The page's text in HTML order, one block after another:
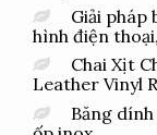
Giải pháp
hình điện
Chai Xịt
Leather Vinyl
Băng